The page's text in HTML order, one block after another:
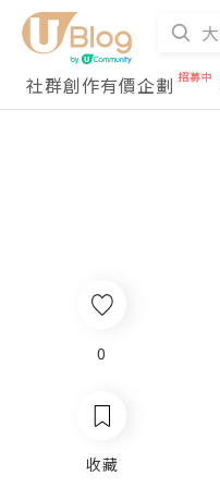
社群創作有價企劃
0
收藏